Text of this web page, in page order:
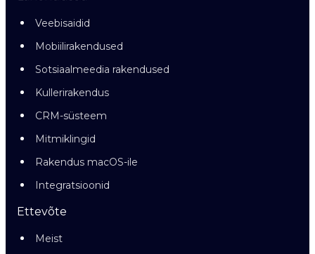
Veebisaidid
Mobiilirakendused
Sotsiaalmeedia rakendused
Kullerirakendus
CRM-süsteem
Mitmiklingid
Rakendus macOS-ile
Integratsioonid
Ettevõte
Meist